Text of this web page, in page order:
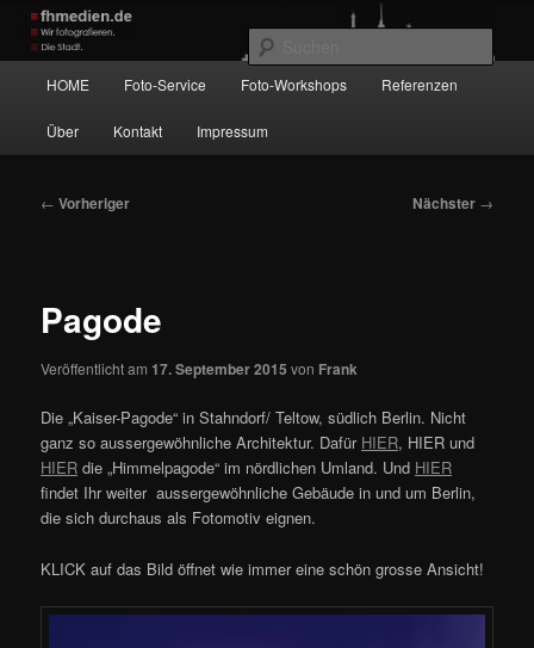
Zum
primären
Inhalt
springen
Wir fotografieren die Hauptstadt!
HOME Foto-Service Foto-Workshops Referenzen
Über Kontakt Impressum
Beitragsnavigation
← Vorheriger Nächster →
Pagode
Veröffentlicht am 17. September 2015 von Frank
Die „Kaiser-Pagode“ in Stahndorf/ Teltow, südlich Berlin. Nicht
ganz so aussergewöhnliche Architektur. Dafür HIER, HIER und
HIER die „Himmelpagode“ im nördlichen Umland. Und HIER
findet Ihr weiter aussergewöhnliche Gebäude in und um Berlin,
die sich durchaus als Fotomotiv eignen.
KLICK auf das Bild öffnet wie immer eine schön grosse Ansicht!